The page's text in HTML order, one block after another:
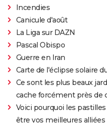
Incendies
Canicule d'août
La Liga sur DAZN
Pascal Obispo
Guerre en Iran
Carte de l'éclipse solaire
Ce sont les plus beaux
cache forcément près de
Voici pourquoi les
être vos meilleures alliées